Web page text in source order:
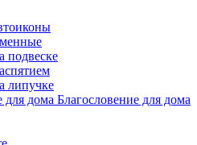
Благословение для дома